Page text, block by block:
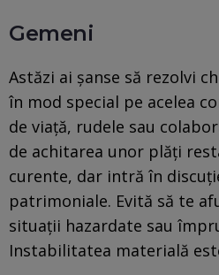
Gemeni
Astăzi ai șanse să rezolvi
în mod special pe acelea
de viață, rudele sau
de achitarea unor plăți
curente, dar intră în
patrimoniale. Evită să te
situații hazardate sau
Instabilitatea materială